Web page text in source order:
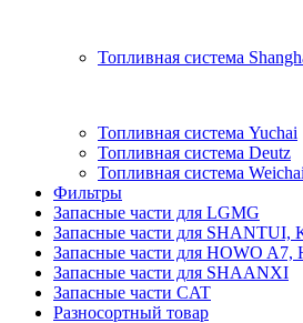
Топливная система
Топливная система Yuchai
Топливная система Deutz
Топливная система Weichai
Фильтры
Запасные части для LGMG
Запасные части для SHANTUI,
Запасные части для HOWO A7,
Запасные части для SHAANXI
Запасные части CAT
Разносортный товар